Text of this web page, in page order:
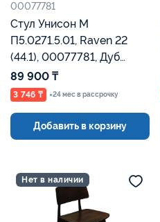
00077781
Стул Унисон М
П5.0271.5.01, Raven 22
(44.1), 00077781, Дуб
Рустикаль, Евромебель
89 900 ₸
3 746 ₸ ×24 мес в рассрочку
Добавить в корзину
Нет в наличии